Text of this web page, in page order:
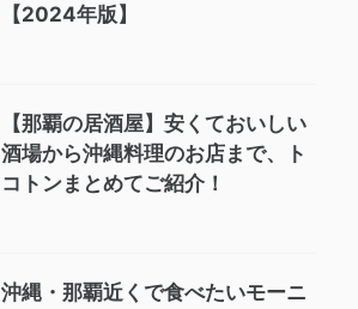
【2024年版】
【那覇の居酒屋】安くておいしい
酒場から沖縄料理のお店まで、ト
コトンまとめてご紹介！
沖縄・那覇近くで食べたいモーニ